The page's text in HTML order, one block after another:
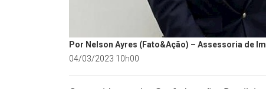
Por Nelson Ayres (Fato&Ação) – Assessoria de
04/03/2023 10h00